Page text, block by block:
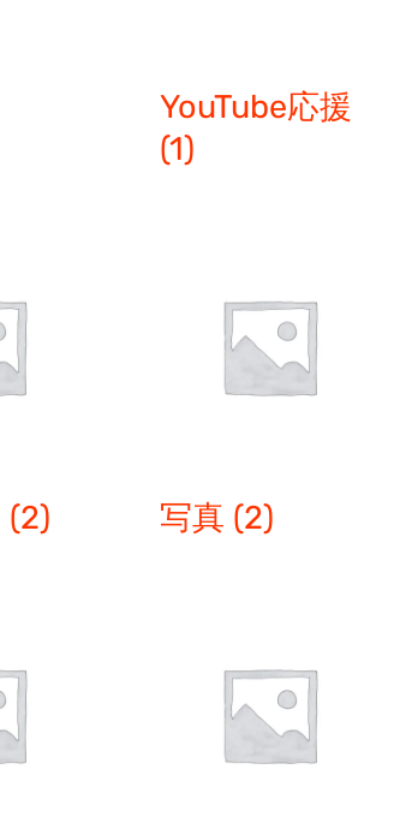
YouTube応援
(1)
(2) 写真 (2)